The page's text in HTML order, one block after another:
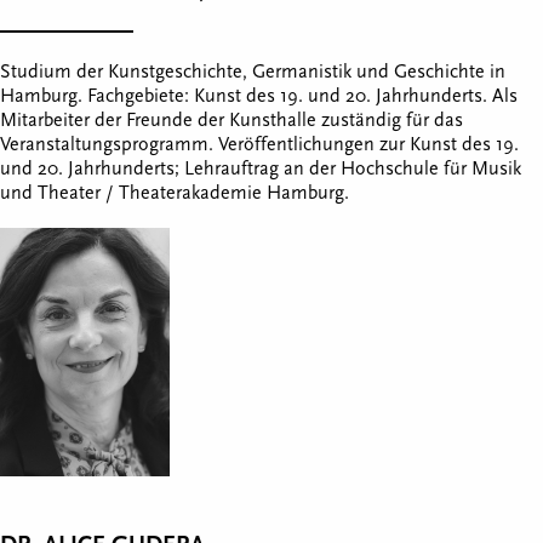
Studium der Kunstgeschichte, Germanistik und Geschichte in
Hamburg. Fachgebiete: Kunst des 19. und 20. Jahrhunderts. Als
Mitarbeiter der Freunde der Kunsthalle zuständig für das
Veranstaltungsprogramm. Veröffentlichungen zur Kunst des 19.
und 20. Jahrhunderts; Lehrauftrag an der Hochschule für Musik
und Theater / Theaterakademie Hamburg.